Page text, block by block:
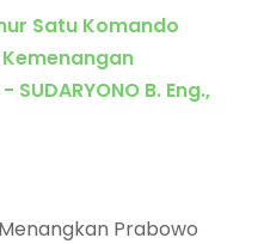
Satu Komando
B. Eng.,
Prabowo